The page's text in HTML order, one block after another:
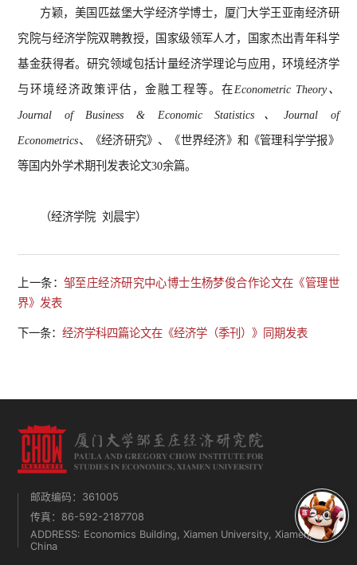
方颖，美国匹兹堡大学经济学博士，厦门大学王亚南经济研
究院与经济学院双聘教授，国家级领军人才，国家杰出青年科学
基金获得者。研究领域包括计量经济学理论与应用，环境经济学
与环境经济政策评估，金融工程等。在Econometric Theory、
Journal of Business & Economic Statistics 、Journal of
Econometrics、《经济研究》、《世界经济》和《管理科学学报》
等国内外学术期刊发表论文30余篇。
（经济学院 刘晨宇）
上一条：邹至庄经济研究中心博士生杨梦俊合作论文在《管理世
界》发表
下一条：经济学科四篇论文在《经济学（季刊）》同期发表
邮政编码：361005
传真：86-592-2187708
ADDRESS: Economics Building, Xiamen University, Xiamen,
China